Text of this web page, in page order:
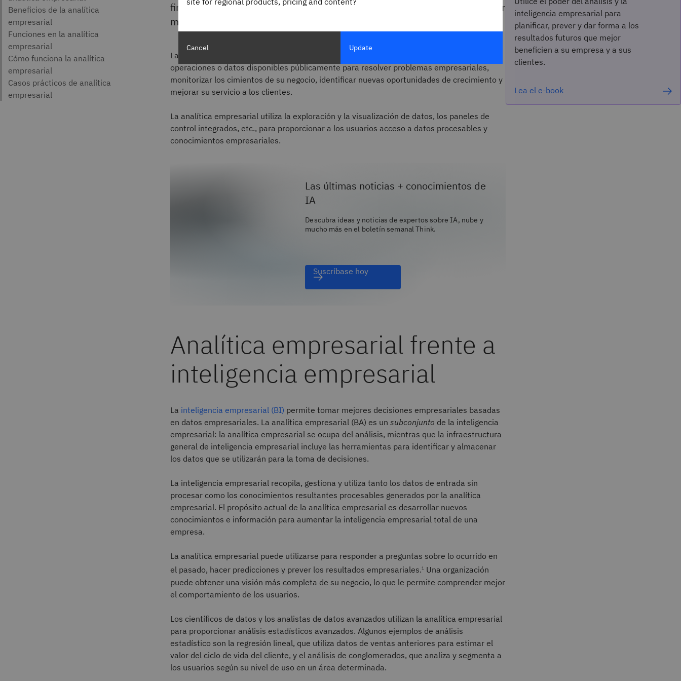
fin de descubrir patrones, relaciones y conocimientos que ayuden a tomar
mejores decisiones empresariales.
La analítica empresarial implica a las empresas que utilizan datos generados por sus
operaciones o datos disponibles públicamente para resolver problemas empresariales,
monitorizar los cimientos de su negocio, identificar nuevas oportunidades de crecimiento y
mejorar su servicio a los clientes.
La analítica empresarial utiliza la exploración y la visualización de datos, los paneles de
control integrados, etc., para proporcionar a los usuarios acceso a datos procesables y
conocimientos empresariales.
Las últimas noticias + conocimientos de
IA
Descubra ideas y noticias de expertos sobre IA, nube y
mucho más en el boletín semanal Think.
Suscríbase hoy
Analítica empresarial frente a
inteligencia empresarial
La inteligencia empresarial (BI) permite tomar mejores decisiones empresariales basadas
en datos empresariales. La analítica empresarial (BA) es un subconjunto de la inteligencia
empresarial: la analítica empresarial se ocupa del análisis, mientras que la infraestructura
general de inteligencia empresarial incluye las herramientas para identificar y almacenar
los datos que se utilizarán para la toma de decisiones.
La inteligencia empresarial recopila, gestiona y utiliza tanto los datos de entrada sin
procesar como los conocimientos resultantes procesables generados por la analítica
empresarial. El propósito actual de la analítica empresarial es desarrollar nuevos
conocimientos e información para aumentar la inteligencia empresarial total de una
empresa.
La analítica empresarial puede utilizarse para responder a preguntas sobre lo ocurrido en
el pasado, hacer predicciones y prever los resultados empresariales.1 Una organización
puede obtener una visión más completa de su negocio, lo que le permite comprender mejor
el comportamiento de los usuarios.
Los científicos de datos y los analistas de datos avanzados utilizan la analítica empresarial
para proporcionar análisis estadísticos avanzados. Algunos ejemplos de análisis
estadístico son la regresión lineal, que utiliza datos de ventas anteriores para estimar el
valor del ciclo de vida del cliente, y el análisis de conglomerados, que analiza y segmenta a
los usuarios según su nivel de uso en un área determinada.
inteligencia empresarial para
planificar, prever y dar forma a los
resultados futuros que mejor
beneficien a su empresa y a sus
clientes.
Lea el e-book
Cancel Update